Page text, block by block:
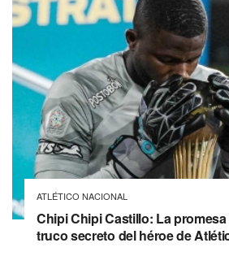
ATLÉTICO NACIONAL
Chipi Chipi Castillo: La
truco secreto del héroe de